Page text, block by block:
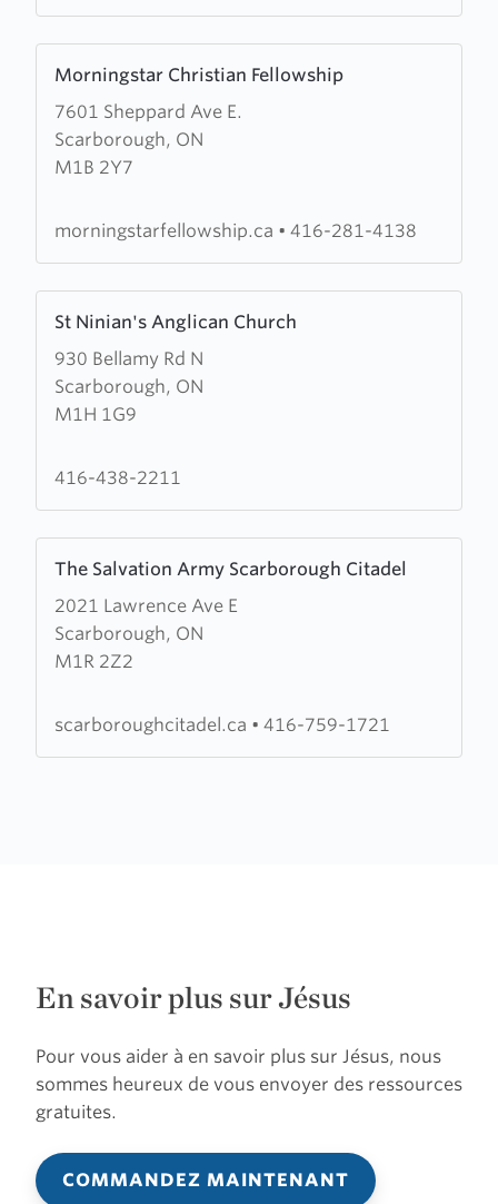
Morningstar Christian Fellowship
7601 Sheppard Ave E.
Scarborough, ON
M1B 2Y7
more
about
Morningstar
Christian
morningstarfellowship.ca • 416-281-4138
St Ninian's Anglican Church
930 Bellamy Rd N
Scarborough, ON
M1H 1G9
more
about
Ninian's
Church
416-438-2211
The Salvation Army Scarborough Citadel
2021 Lawrence Ave E
Scarborough, ON
M1R 2Z2
more
about
The
Salvation
Scarborough
scarboroughcitadel.ca • 416-759-1721
En savoir plus sur Jésus
Pour vous aider à en savoir plus sur Jésus, nous
sommes heureux de vous envoyer des ressources
gratuites.
COMMANDEZ MAINTENANT